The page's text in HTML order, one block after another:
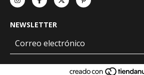
NEWSLETTER